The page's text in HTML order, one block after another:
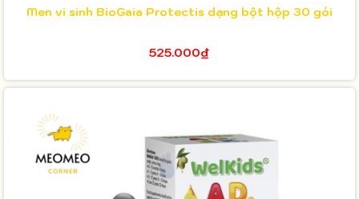
Men vi sinh BioGaia Protectis dạng bột hộp 30 gói
525.000₫